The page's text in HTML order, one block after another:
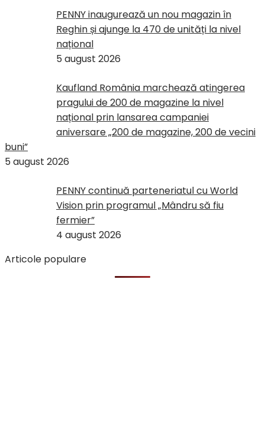
PENNY inaugurează un nou magazin în
Reghin și ajunge la 470 de unități la nivel
național
5 august 2026
Kaufland România marchează atingerea
pragului de 200 de magazine la nivel
național prin lansarea campaniei
aniversare „200 de magazine, 200 de vecini
buni”
5 august 2026
PENNY continuă parteneriatul cu World
Vision prin programul „Mândru să fiu
fermier”
4 august 2026
Articole populare